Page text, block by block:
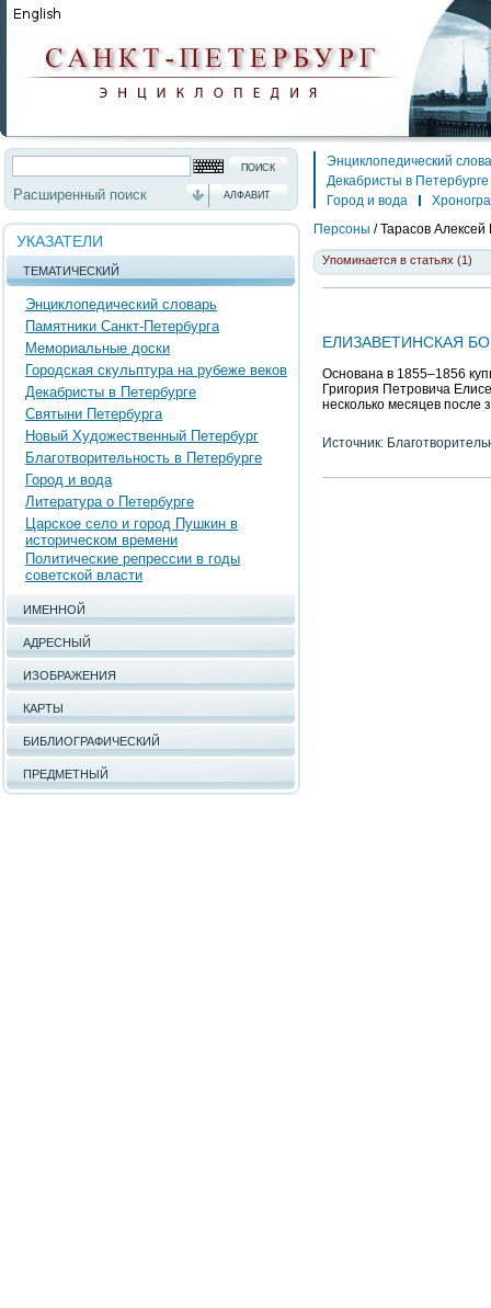
Расширенный поиск АЛФАВИТ
УКАЗАТЕЛИ
ТЕМАТИЧЕСКИЙ
Энциклопедический словарь
Памятники Санкт-Петербурга
Мемориальные доски
Городская скульптура на рубеже веков
Декабристы в Петербурге
Святыни Петербурга
Новый Художественный Петербург
Благотворительность в Петербурге
Город и вода
Литература о Петербурге
Царское село и город Пушкин в
историческом времени
Политические репрессии в годы
советской власти
ИМЕННОЙ
АДРЕСНЫЙ
ИЗОБРАЖЕНИЯ
КАРТЫ
БИБЛИОГРАФИЧЕСКИЙ
ПРЕДМЕТНЫЙ
Энциклопедический
Декабристы в Петербурге
Город и вода
Персоны / Тарасов Алексей
Упоминается в статьях (1)
ЕЛИЗАВЕТИНСКАЯ
Основана в 1855–1856
Григория Петровича
несколько месяцев после
Источник: